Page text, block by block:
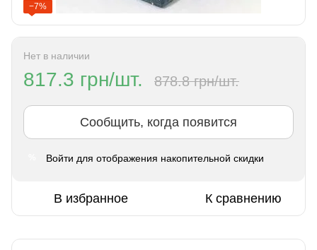
−7%
Нет в наличии
817.3 грн/шт. 878.8 грн/шт.
Сообщить, когда появится
Войти для отображения накопительной скидки
В избранное К сравнению